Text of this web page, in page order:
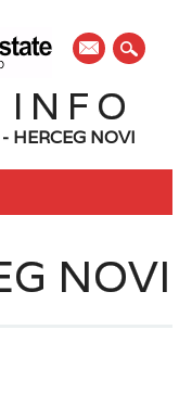
mail
HERCEG NOVI
NOVI